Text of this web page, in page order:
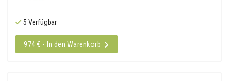
5 Verfügbar
974 € - In den Warenkorb